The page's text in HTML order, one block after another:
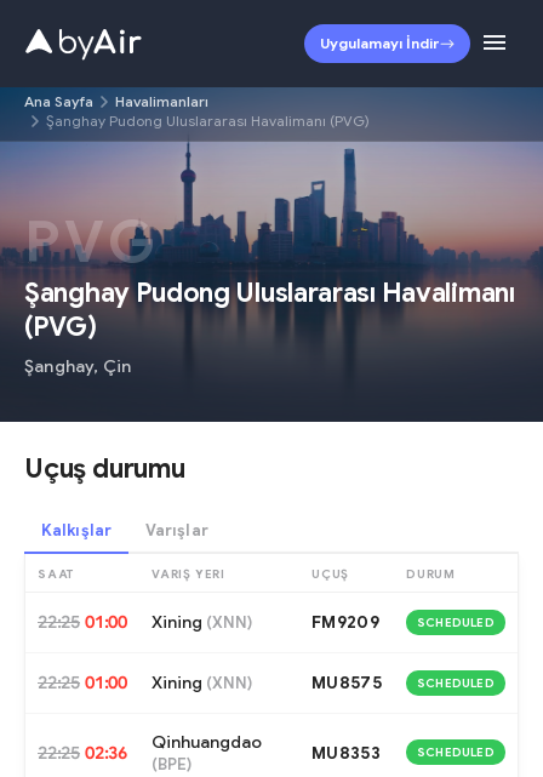
Uygulamayı İndir
Ana Sayfa
Havalimanları
Şanghay Pudong Uluslararası Havalimanı (PVG)
PVG
Şanghay Pudong Uluslararası Havalimanı
(PVG)
Şanghay, Çin
Uçuş durumu
Kalkışlar Varışlar
SAAT VARIŞ YERI UÇUŞ DURUM
22:25 01:00 Xining (XNN) FM9209 SCHEDULED
22:25 01:00 Xining (XNN) MU8575 SCHEDULED
22:25 02:36 Qinhuangdao
(BPE)
MU8353 SCHEDULED